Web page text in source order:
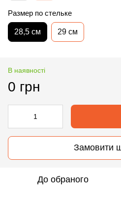
Размер по стельке
28,5 см 29 см
В наявності
0 грн
Замовити
До обраного